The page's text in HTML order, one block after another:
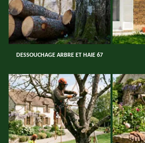
DESSOUCHAGE ARBRE ET HAIE 67